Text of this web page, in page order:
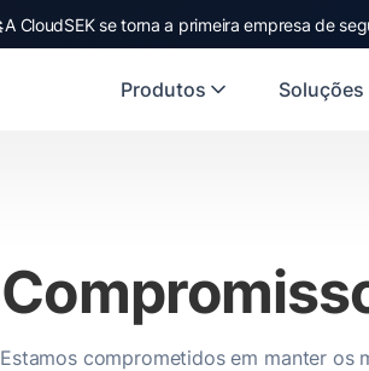
A CloudSEK se torna a primeira empresa de
Produtos Soluções
Estamos comprometidos em manter os